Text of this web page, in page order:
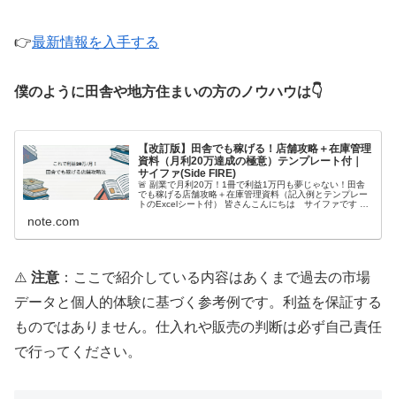
👉最新情報を入手する
僕のように田舎や地方住まいの方のノウハウは👇
【改訂版】田舎でも稼げる！店舗攻略＋在庫管理
資料（月利20万達成の極意）テンプレート付｜
サイファ(Side FIRE)
🚨 副業で月利20万！1冊で利益1万円も夢じゃない！田舎
でも稼げる店舗攻略＋在庫管理資料（記入例とテンプレー
トのExcelシート付） 皆さんこんにちは サイファです こ
note.com
⚠️ 注意 ：ここで紹介している内容はあくまで過去の市場
データと個人的体験に基づく参考例です。利益を保証する
ものではありません。仕入れや販売の判断は必ず自己責任
で行ってください。